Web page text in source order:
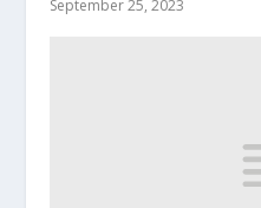
September 25, 2023